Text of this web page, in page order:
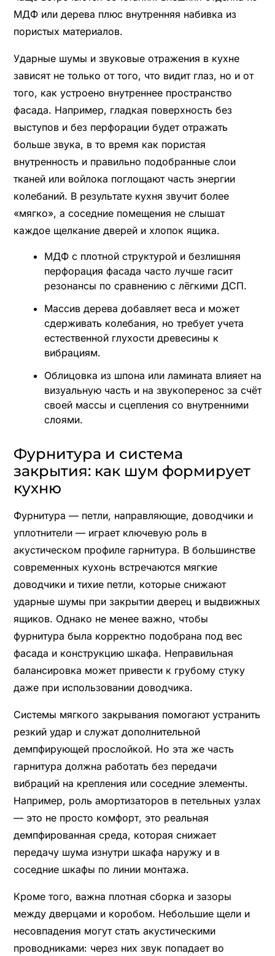
МДФ или дерева плюс внутренняя набивка из
пористых материалов.
Ударные шумы и звуковые отражения в кухне
зависят не только от того, что видит глаз, но и от
того, как устроено внутреннее пространство
фасада. Например, гладкая поверхность без
выступов и без перфорации будет отражать
больше звука, в то время как пористая
внутренность и правильно подобранные слои
тканей или войлока поглощают часть энергии
колебаний. В результате кухня звучит более
«мягко», а соседние помещения не слышат
каждое щелкание дверей и хлопок ящика.
МДФ с плотной структурой и безлишняя
перфорация фасада часто лучше гасит
резонансы по сравнению с лёгкими ДСП.
Массив дерева добавляет веса и может
сдерживать колебания, но требует учета
естественной глухости древесины к
вибрациям.
Облицовка из шпона или ламината влияет на
визуальную часть и на звукоперенос за счёт
своей массы и сцепления со внутренними
слоями.
Фурнитура и система
закрытия: как шум формирует
кухню
Фурнитура — петли, направляющие, доводчики и
уплотнители — играет ключевую роль в
акустическом профиле гарнитура. В большинстве
современных кухонь встречаются мягкие
доводчики и тихие петли, которые снижают
ударные шумы при закрытии дверец и выдвижных
ящиков. Однако не менее важно, чтобы
фурнитура была корректно подобрана под вес
фасада и конструкцию шкафа. Неправильная
балансировка может привести к грубому стуку
даже при использовании доводчика.
Системы мягкого закрывания помогают устранить
резкий удар и служат дополнительной
демпфирующей прослойкой. Но эта же часть
гарнитура должна работать без передачи
вибраций на крепления или соседние элементы.
Например, роль амортизаторов в петельных узлах
— это не просто комфорт, это реальная
демпфированная среда, которая снижает
передачу шума изнутри шкафа наружу и в
соседние шкафы по линии монтажа.
Кроме того, важна плотная сборка и зазоры
между дверцами и коробом. Небольшие щели и
несовпадения могут стать акустическими
проводниками: через них звук попадает во